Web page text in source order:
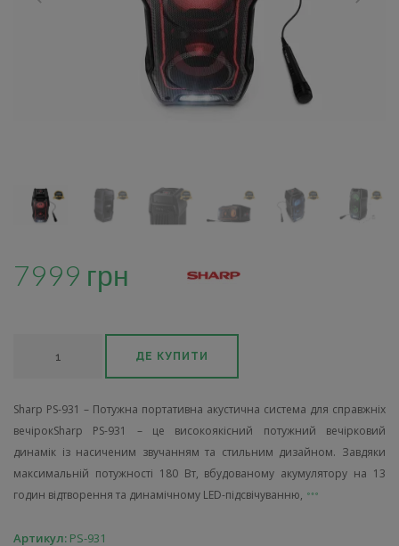
7999 грн
ДЕ КУПИТИ
Sharp PS-931 – Потужна портативна акустична система для справжніх
вечірокSharp PS-931 – це високоякісний потужний вечірковий
динамік із насиченим звучанням та стильним дизайном. Завдяки
максимальній потужності 180 Вт, вбудованому акумулятору на 13
годин відтворення та динамічному LED-підсвічуванню,
Артикул: PS-931